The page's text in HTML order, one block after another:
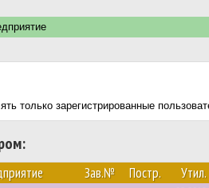
только зарегистрированные
Зав.№ Постр. Утил.